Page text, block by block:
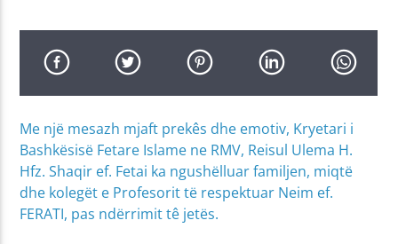
Me një mesazh mjaft prekês dhe emotiv, Kryetari i
Bashkësisë Fetare Islame ne RMV, Reisul Ulema H.
Hfz. Shaqir ef. Fetai ka ngushëlluar familjen, miqtë
dhe kolegët e Profesorit të respektuar Neim ef.
FERATI, pas ndërrimit tê jetës.